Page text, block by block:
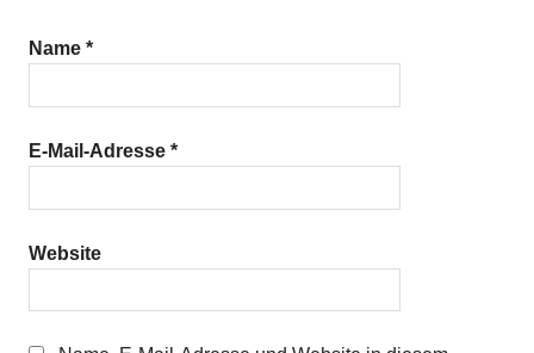
Name *
E-Mail-Adresse *
Website